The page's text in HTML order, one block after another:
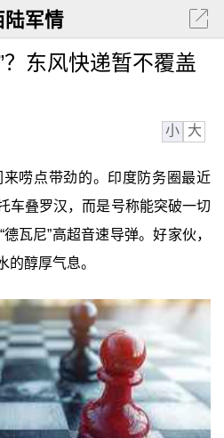
陆军情
？东风快递暂不覆盖
小 大
唠点带劲的。印度防务圈最近
车叠罗汉，而是号称能突破一切
瓦尼”高超音速导弹。好家伙，
的醇厚气息。